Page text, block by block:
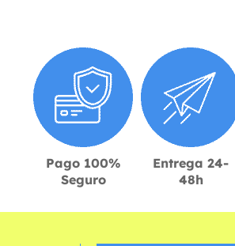
Pago 100%
Seguro
Entrega 24-
48h